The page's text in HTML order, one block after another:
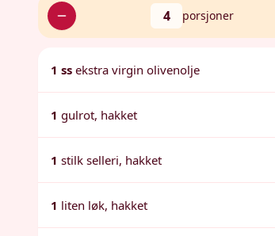
4 porsjoner
1 ss ekstra virgin olivenolje
1 gulrot, hakket
1 stilk selleri, hakket
1 liten løk, hakket